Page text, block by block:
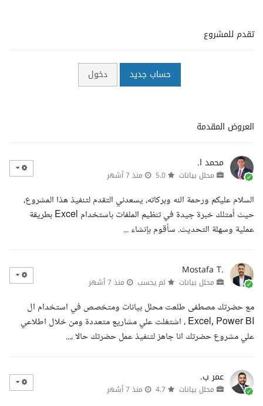
تقدم للمشروع
حساب جديد دخول
العروض المقدمة
محمد ا.
محلل بيانات منذ 7 أشهر
السلام عليكم ورحمة الله وبركاته، يسعدني التقدم لتنفيذ هذا المشروع،
حيث أمتلك خبرة جيدة في تنظيم الملفات باستخدام Excel بطريقة
عملية وسهلة التحديث. سأقوم بإنشاء ...
Mostafa T.
محلل بيانات لم يحسب منذ 7 أشهر
مع حضرتك مصطفى طلعت محلل بيانات ومتخصص في استخدام ال
Excel, Power BI ، اشتغلت علي مشاريع متعددة ومن خلال اطلاعي
علي مشروع حضرتك انا جاهز لتنفيذ عمل حضرتك حالا ،...
عمر ب.
محلل بيانات منذ 7 أشهر